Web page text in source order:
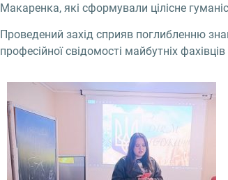
Макаренка, які сформували цілісне
Проведений захід сприяв поглибленню
професійної свідомості майбутніх